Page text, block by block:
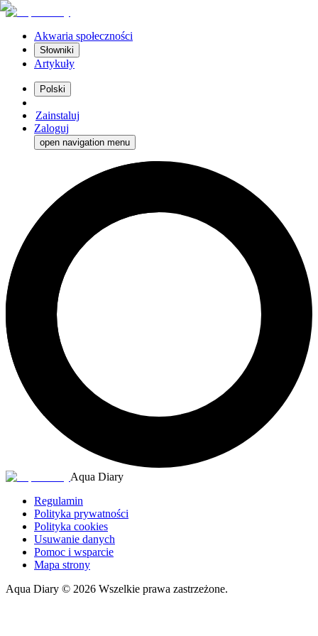
Akwaria społeczności
Słowniki
Artykuły
Polski
Zainstaluj
Zaloguj
open navigation menu
Aqua Diary
Regulamin
Polityka prywatności
Polityka cookies
Usuwanie danych
Pomoc i wsparcie
Mapa strony
Aqua Diary © 2026 Wszelkie prawa zastrzeżone.